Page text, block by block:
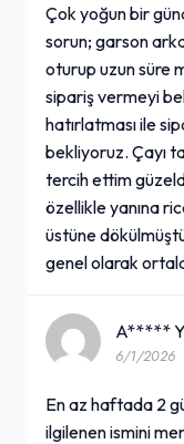
Çok yoğun bir
sorun; garson
oturup uzun süre
sipariş vermeyi
hatırlatması ile
bekliyoruz. Çayı
tercih ettim
özellikle yanına
üstüne
genel olarak
A*****
6/1/2026
En az haftada 2
ilgilenen ismini